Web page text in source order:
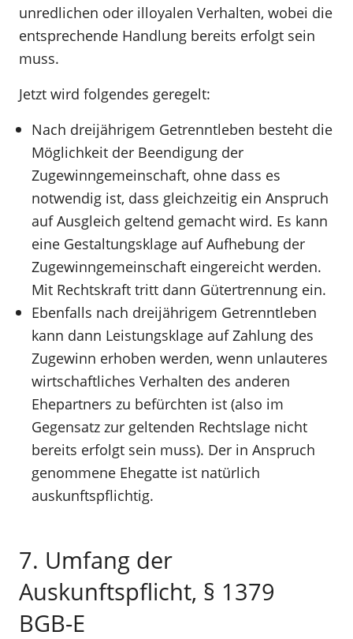
unredlichen oder illoyalen Verhalten, wobei die
entsprechende Handlung bereits erfolgt sein
muss.
Jetzt wird folgendes geregelt:
Nach dreijährigem Getrenntleben besteht die
Möglichkeit der Beendigung der
Zugewinngemeinschaft, ohne dass es
notwendig ist, dass gleichzeitig ein Anspruch
auf Ausgleich geltend gemacht wird. Es kann
eine Gestaltungsklage auf Aufhebung der
Zugewinngemeinschaft eingereicht werden.
Mit Rechtskraft tritt dann Gütertrennung ein.
Ebenfalls nach dreijährigem Getrenntleben
kann dann Leistungsklage auf Zahlung des
Zugewinn erhoben werden, wenn unlauteres
wirtschaftliches Verhalten des anderen
Ehepartners zu befürchten ist (also im
Gegensatz zur geltenden Rechtslage nicht
bereits erfolgt sein muss). Der in Anspruch
genommene Ehegatte ist natürlich
auskunftspflichtig.
7. Umfang der
Auskunftspflicht, § 1379
BGB-E